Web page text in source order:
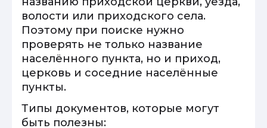
волости или приходского села.
Поэтому при поиске нужно
проверять не только название
населённого пункта, но и приход,
церковь и соседние населённые
пункты.
Типы документов, которые могут
быть полезны: